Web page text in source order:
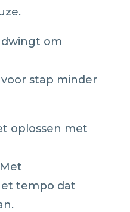
om
stap minder
oplossen met
tempo dat